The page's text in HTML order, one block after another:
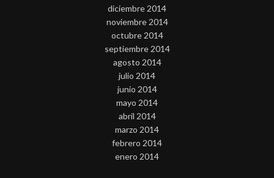
diciembre 2014
noviembre 2014
octubre 2014
septiembre 2014
agosto 2014
julio 2014
junio 2014
mayo 2014
abril 2014
marzo 2014
febrero 2014
enero 2014